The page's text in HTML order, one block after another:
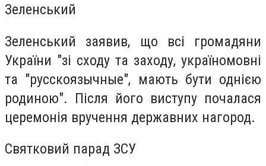
Зеленський
Зеленський заявив, що всі громадяни
України "зі сходу та заходу, україномовні
та "русскоязычные", мають бути однією
родиною". Після його виступу почалася
церемонія вручення державних нагород.
Святковий парад ЗСУ